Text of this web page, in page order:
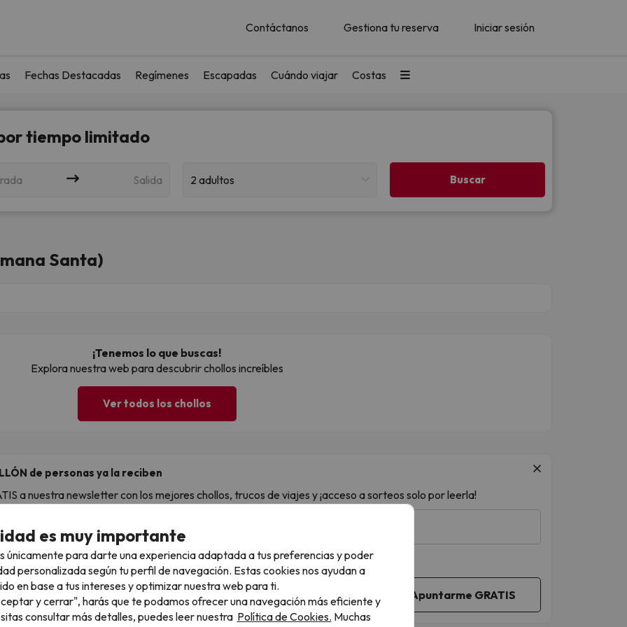
Contáctanos Gestiona tu reserva Iniciar sesión
Fechas Destacadas Regímenes Escapadas Cuándo viajar Costas
tiempo limitado
Salida 2 adultos
Santa)
¡Tenemos lo que buscas!
Explora nuestra web para descubrir chollos increíbles
Ver todos los chollos
de personas ya la reciben
a nuestra newsletter con los mejores chollos, trucos de viajes y ¡acceso a sorteos solo por leerla!
estar de acuerdo con laPolítica de Privacidad
es muy importante
únicamente para darte una experiencia adaptada a tus preferencias y poder
personalizada según tu perfil de navegación. Estas cookies nos ayudan a
en base a tus intereses y optimizar nuestra web para ti.
y cerrar", harás que te podamos ofrecer una navegación más eficiente y
consultar más detalles, puedes leer nuestra Política de Cookies. Muchas